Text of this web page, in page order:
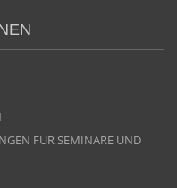
FÜR SEMINARE UND